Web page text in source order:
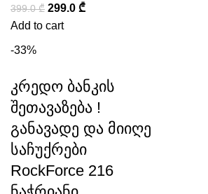
399.0₾ 299.0 ₾
Add to cart
-33%
კრედო ბანკის
შეთავაზება !
განავადე და მიიღე
საჩუქრები
RockForce 216